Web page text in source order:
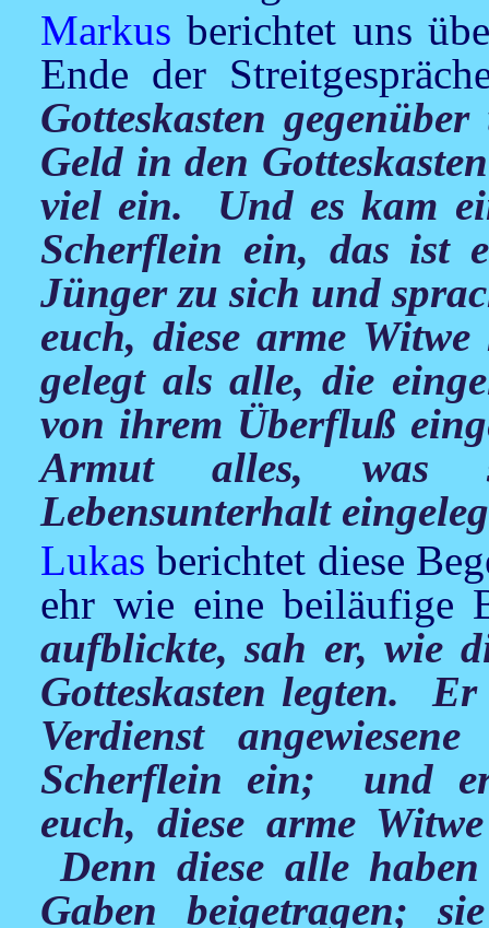
Markus berichtet uns
Ende der
Gotteskasten
Geld in den
viel ein. Und es kam
Scherflein ein, das ist
Jünger zu sich und
euch, diese arme
gelegt als alle, die
von ihrem Überfluß
Armut alles, was
Lebensunterhalt
Lukas berichtet diese
ehr wie eine beiläufige
aufblickte, sah er, wie
Gotteskasten legten.
Verdienst
Scherflein ein; und
euch, diese arme
Denn diese alle
Gaben beigetragen;